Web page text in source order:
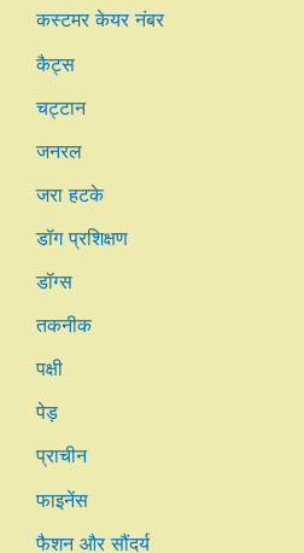
कस्टमर केयर नंबर
कैट्स
चट्टान
जनरल
जरा हटके
डॉग प्रशिक्षण
डॉग्स
तकनीक
पक्षी
पेड़
प्राचीन
फाइनेंस
फैशन और सौंदर्य